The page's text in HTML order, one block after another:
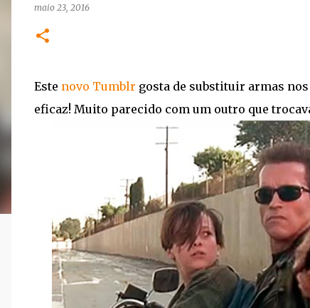
maio 23, 2016
Este novo Tumblr gosta de substituir armas
eficaz! Muito parecido com um outro que